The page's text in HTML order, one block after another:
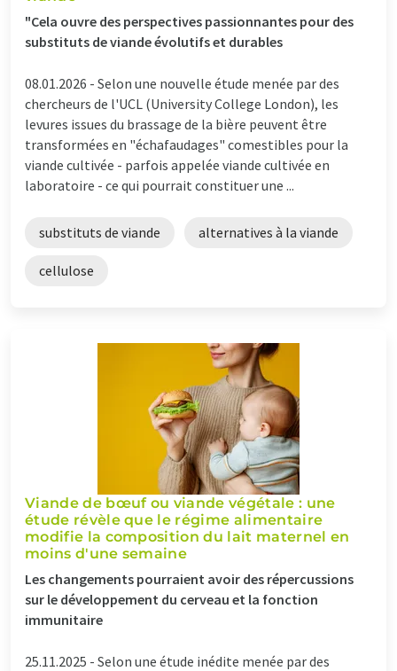
"Cela ouvre des perspectives passionnantes pour des
substituts de viande évolutifs et durables
08.01.2026 - Selon une nouvelle étude menée par des
chercheurs de l'UCL (University College London), les
levures issues du brassage de la bière peuvent être
transformées en "échafaudages" comestibles pour la
viande cultivée - parfois appelée viande cultivée en
laboratoire - ce qui pourrait constituer une ...
substituts de viande alternatives à la viande
cellulose
Viande de bœuf ou viande végétale : une
étude révèle que le régime alimentaire
modifie la composition du lait maternel en
moins d'une semaine
Les changements pourraient avoir des répercussions
sur le développement du cerveau et la fonction
immunitaire
25.11.2025 - Selon une étude inédite menée par des